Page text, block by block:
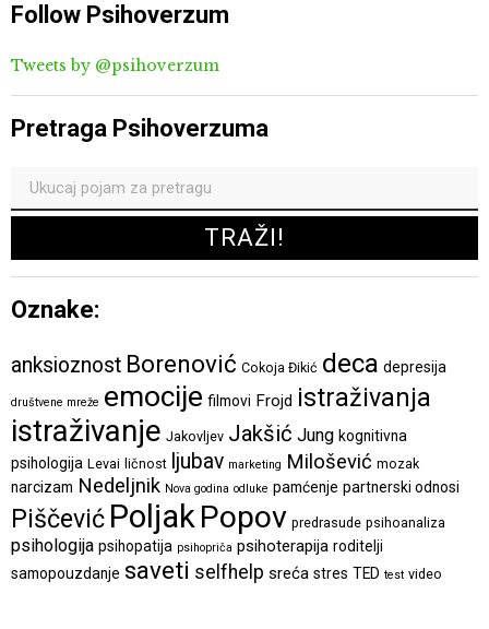
Follow Psihoverzum
Tweets by @psihoverzum
Pretraga Psihoverzuma
Oznake:
anksioznost Borenović Cokoja Đikić deca depresija
društvene mreže emocije filmovi Frojd istraživanja
istraživanje Jakovljev Jakšić Jung kognitivna
psihologija Levai ličnost ljubav marketing Milošević mozak
narcizam Nedeljnik Nova godina odluke pamćenje partnerski odnosi
Piščević PoljakPopov predrasude psihoanaliza
psihologija psihopatija psihopriča psihoterapija roditelji
samopouzdanje saveti selfhelp sreća stres TED test video